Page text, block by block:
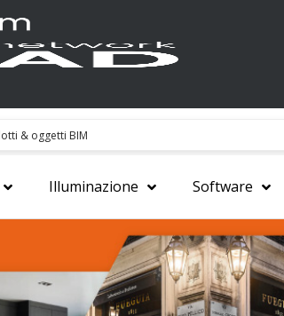
Illuminazione Software